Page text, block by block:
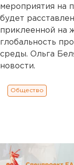
мероприятия на
будет
приклеенной на
глобальность
среды. Ольга
новости.
Общество